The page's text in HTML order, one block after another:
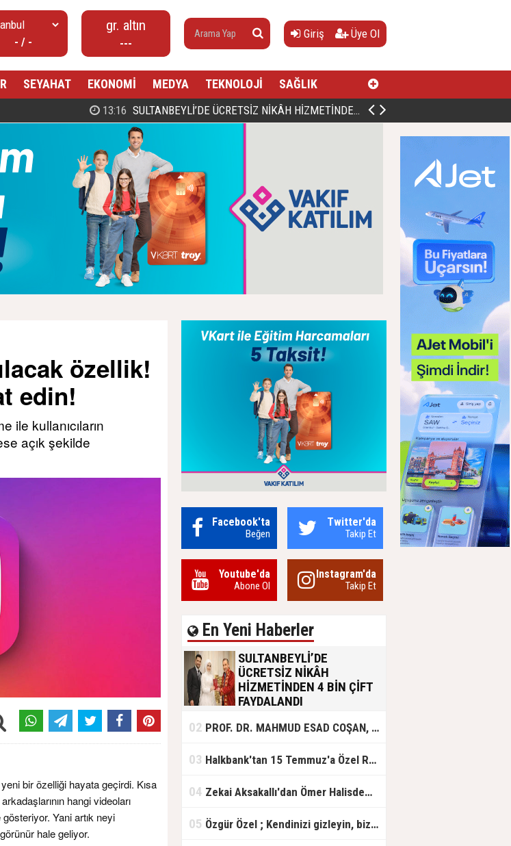
- / -
gr. altın
---
Giriş Üye Ol
SEYAHAT EKONOMİ MEDYA TEKNOLOJİ SAĞLIK
00:27 PROF. DR. MAHMUD ESAD COŞAN, DOĞUMUNUN HİCRÎ 91. YILINDA ELAZIĞ'DA YÂD EDİLECEK
özellik!
edin!
kullanıcıların
açık şekilde
bir özelliği hayata geçirdi. Kısa
hangi videoları
Yani artık neyi
hale geliyor.
Facebook'ta
Beğen
Twitter'da
Takip Et
Youtube'da
Abone Ol
Instagram'da
Takip Et
En Yeni Haberler
SULTANBEYLİ’DE
ÜCRETSİZ NİKÂH
HİZMETİNDEN 4 BİN ÇİFT
FAYDALANDI
olan gençlere destek amacıyla
başlattığı ücretsiz nikâh hizmetini
başlattıklarını belirten Sultanbeyli
ücretsiz hizmet vermenin
02 PROF. DR. MAHMUD ESAD COŞAN, DOĞUMUNUN HİCRÎ 91. YILINDA ELAZIĞ'DA YÂD EDİLECEK
03 Halkbank'tan 15 Temmuz'a Özel Reklam Filmi: "İrade Bizim, Zafer Bizim"
04 Zekai Aksakallı'dan Ömer Halisdemir'e 'vefa' ziyareti!
05 Özgür Özel ; Kendinizi gizleyin, bizden işaret bekleyin